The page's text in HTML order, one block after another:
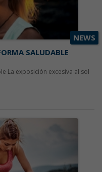
NEWS
SALUDABLE
La exposición excesiva al sol